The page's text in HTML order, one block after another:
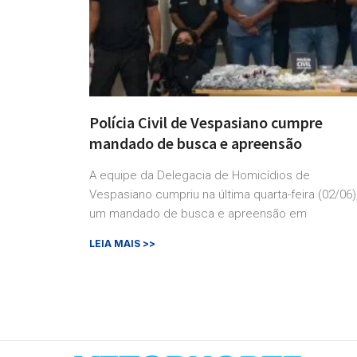
Polícia Civil de Vespasiano cumpre
mandado de busca e apreensão
A equipe da Delegacia de Homicídios de
Vespasiano cumpriu na última quarta-feira (02/
um mandado de busca e apreensão em
LEIA MAIS >>